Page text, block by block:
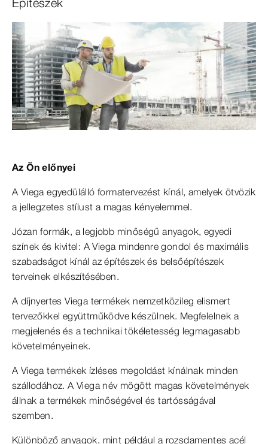
Az Ön előnyei
A Viega egyedülálló formatervezést kínál, amelyek ötvözik
a jellegzetes stílust a magas kényelemmel.
Józan formák, a legjobb minőségű anyagok, egyedi
színek és kivitel: A Viega mindenre gondol és maximális
szabadságot kínál az építészek és belsőépítészek
terveinek elkészítésében.
A díjnyertes Viega termékek nemzetközileg elismert
tervezőkkel együttműködve készülnek. Megfelelnek a
megjelenés és a technikai tökéletesség legmagasabb
követelményeinek.
A Viega termékek ízléses megoldást kínálnak minden
szállodához. A Viega név mögött magas követelmények
állnak a termékek minőségével és tartósságával
szemben.
Különböző anyagok, mint például a rozsdamentes acél